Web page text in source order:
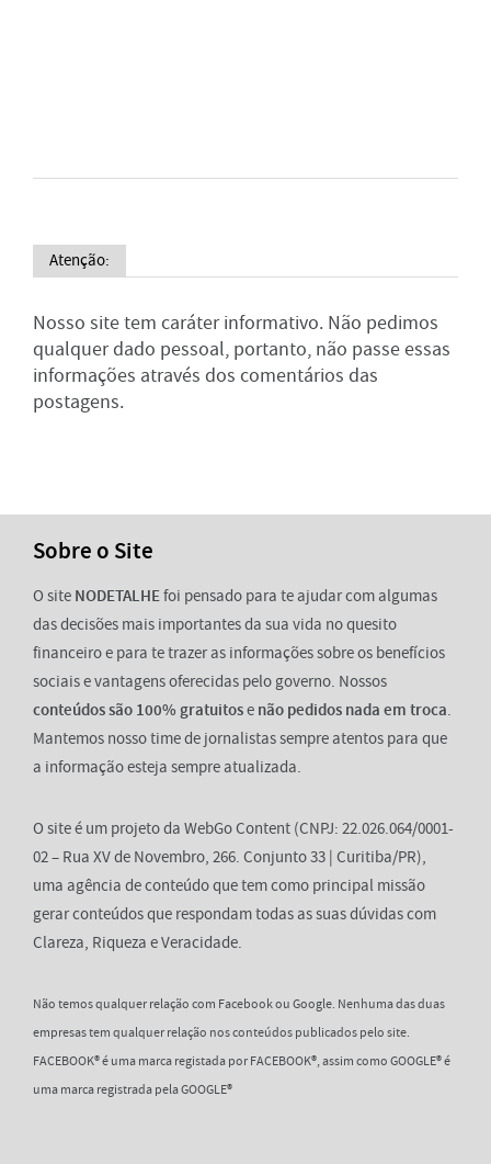
Atenção:
Nosso site tem caráter informativo. Não pedimos
qualquer dado pessoal, portanto, não passe essas
informações através dos comentários das
postagens.
Sobre o Site
O site NODETALHEfoi pensado para te ajudar com algumas
das decisões mais importantes da sua vida no quesito
financeiro e para te trazer as informações sobre os benefícios
sociais e vantagens oferecidas pelo governo. Nossos
conteúdos são 100% gratuitose não pedidos nada em troca.
Mantemos nosso time de jornalistas sempre atentos para que
a informação esteja sempre atualizada.
O site é um projeto da WebGo Content (CNPJ: 22.026.064/0001-
02 – Rua XV de Novembro, 266. Conjunto 33 | Curitiba/PR),
uma agência de conteúdo que tem como principal missão
gerar conteúdos que respondam todas as suas dúvidas com
Clareza, Riqueza e Veracidade.
Não temos qualquer relação com Facebook ou Google. Nenhuma das duas
empresas tem qualquer relação nos conteúdos publicados pelo site.
FACEBOOK® é uma marca registada por FACEBOOK®, assim como GOOGLE® é
uma marca registrada pela GOOGLE®